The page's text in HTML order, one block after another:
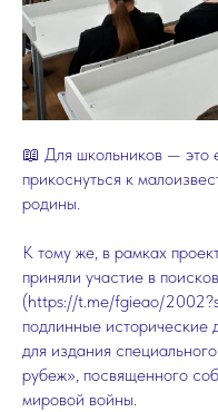
📖 Для школьников — это
прикоснуться к
родины.
К тому же, в рамках
приняли участие в
(https://t.me/fgieao/
подлинные исторические
для издания
рубеж», посвященного
мировой войны.